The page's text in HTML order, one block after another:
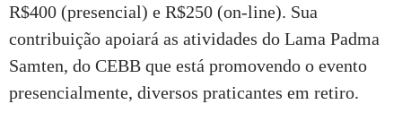
R$400 (presencial) e R$250 (on-line). Sua
contribuição apoiará as atividades do Lama Padma
Samten, do CEBB que está promovendo o evento
presencialmente, diversos praticantes em retiro.